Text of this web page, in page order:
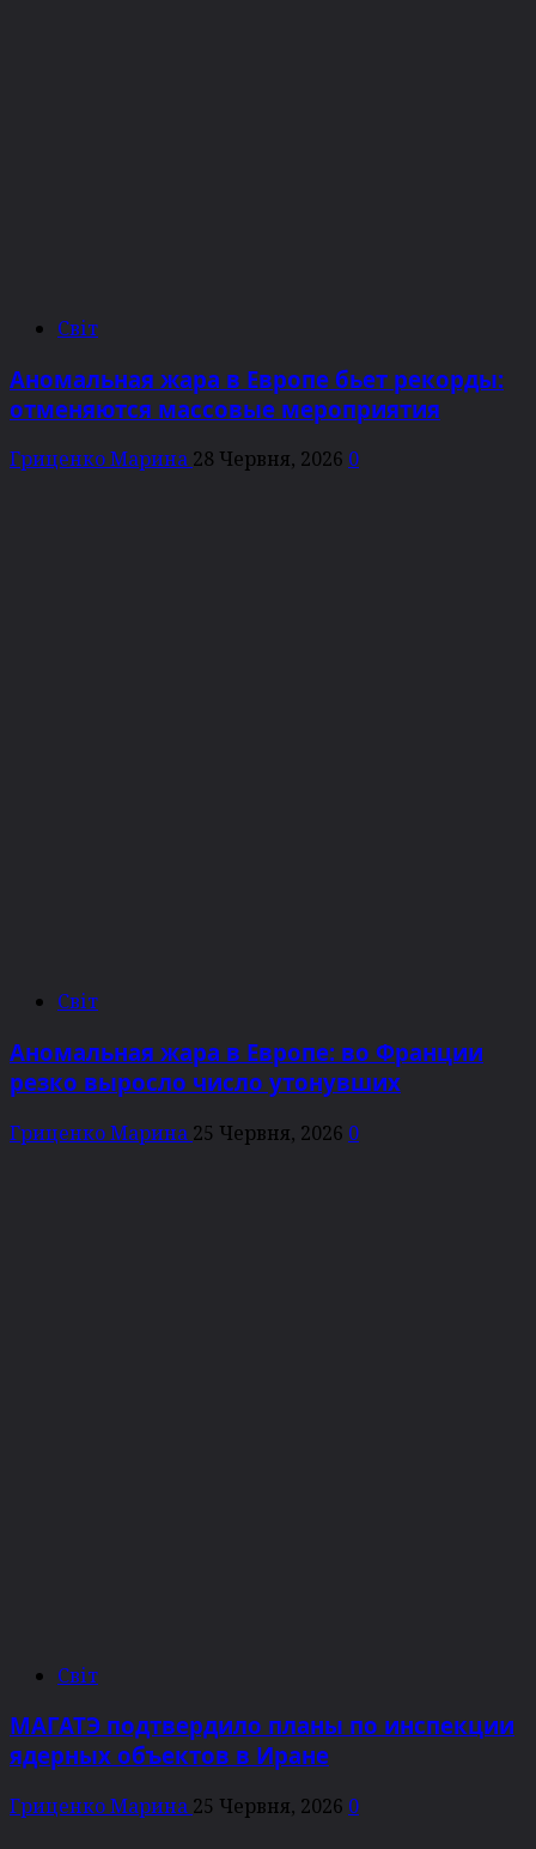
Світ
Аномальная жара в Европе бьет рекорды:
отменяются массовые мероприятия
Гриценко Марина 28 Червня, 2026 0
Світ
Аномальная жара в Европе: во Франции
резко выросло число утонувших
Гриценко Марина 25 Червня, 2026 0
Світ
МАГАТЭ подтвердило планы по инспекции
ядерных объектов в Иране
Гриценко Марина 25 Червня, 2026 0